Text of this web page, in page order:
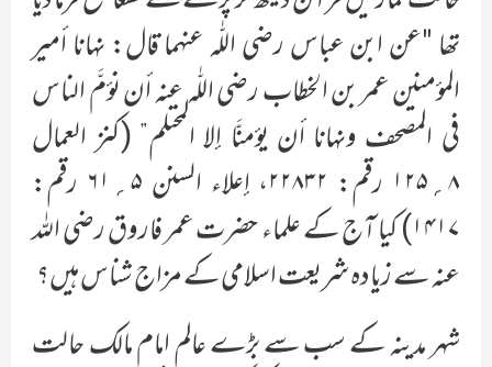
تھا "عن ابن عباس رضي اللّٰہ عنہما قال: نہانا أمیر
المؤمنین عمر بن الخطاب رضي اللّٰہ عنہ أن نؤمَّ الناس
في المصحف ونہانا أن یؤمنَّا إلا المحتلم” (کنز العمال
۸؍۱۲۵ رقم: ۲۲۸۳۲، إعلاء السنن ۵؍۶۱ رقم:
۱۴۱۷) کیا آج کے علماء حضرت عمر فاروق رضی اللہ
عنہ سے زیادہ شریعت اسلامی کے مزاج شناس ہیں؟
شہر مدینہ کے سب سے بڑے عالم امام مالک حالت